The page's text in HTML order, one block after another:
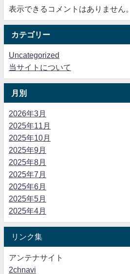
表示できるコメントはありません。
カテゴリー
Uncategorized
当サイトについて
月別
2026年3月
2025年11月
2025年10月
2025年9月
2025年8月
2025年7月
2025年6月
2025年5月
2025年4月
リンク集
アンテナサイト
2chnavi